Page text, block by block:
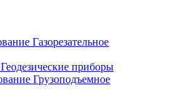
Газорезательное
Геодезические приборы
Грузоподъемное